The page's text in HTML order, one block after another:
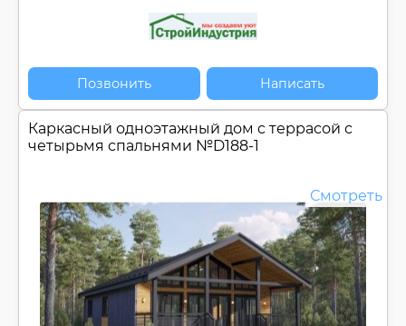
Позвонить Написать
Каркасный одноэтажный дом c террасой с
четырьмя спальнями №D188-1
Смотреть